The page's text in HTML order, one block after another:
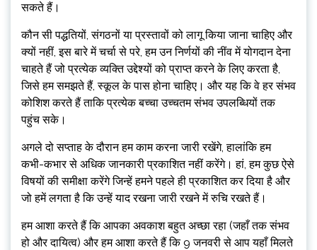
सकते हैं।
कौन सी पद्धतियों, संगठनों या प्रस्तावों को लागू किया जाना चाहिए और
क्यों नहीं, इस बारे में चर्चा से परे, हम उन निर्णयों की नींव में योगदान देना
चाहते हैं जो प्रत्येक व्यक्ति उद्देश्यों को प्राप्त करने के लिए करता है,
जिसे हम समझते हैं, स्कूल के पास होना चाहिए। और यह कि वे हर संभव
कोशिश करते हैं ताकि प्रत्येक बच्चा उच्चतम संभव उपलब्धियों तक
पहुंच सके।
अगले दो सप्ताह के दौरान हम काम करना जारी रखेंगे, हालांकि हम
कभी-कभार से अधिक जानकारी प्रकाशित नहीं करेंगे। हां, हम कुछ ऐसे
विषयों की समीक्षा करेंगे जिन्हें हमने पहले ही प्रकाशित कर दिया है और
जो हमें लगता है कि उन्हें याद रखना जारी रखने में रुचि रखते हैं।
हम आशा करते हैं कि आपका अवकाश बहुत अच्छा रहा (जहाँ तक संभव
हो और दायित्व) और हम आशा करते हैं कि 9 जनवरी से आप यहाँ मिलते